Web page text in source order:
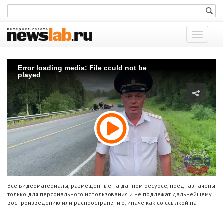
Показать
меню
Error loading media: File could not be
played
Все видеоматериалы, размещенные на данном ресурсе, предназначены
только для персонального использования и не подлежат дальнейшему
воспроизведению или распространению, иначе как со ссылкой на